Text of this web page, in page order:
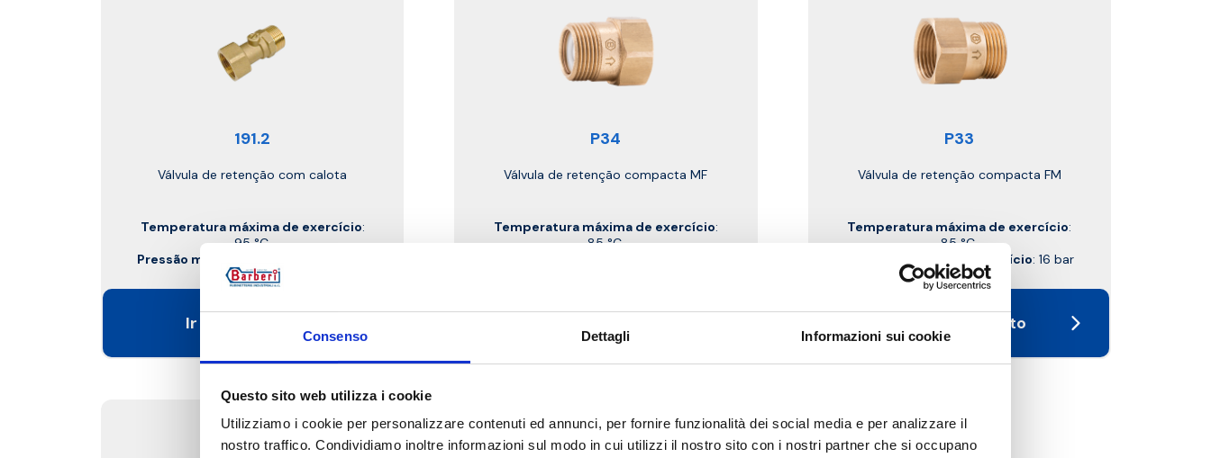
Consenso Dettagli Informazioni sui cookie
Questo sito web utilizza i cookie
Utilizziamo i cookie per personalizzare contenuti ed annunci, per fornire funzionalità dei social media e per analizzare il
nostro traffico. Condividiamo inoltre informazioni sul modo in cui utilizzi il nostro sito con i nostri partner che si occupano
191.2
Válvula de retenção com calota
Temperatura máxima de exercício:
95 °C.
Pressão máxima de exercício
Ir para o produto
P34
Válvula de retenção compacta MF
Temperatura máxima de exercício:
85 °C.
P33
Válvula de retenção compacta FM
Temperatura máxima de exercício:
85 °C.
Pressão máxima de exercício: 16 bar
Ir para o produto